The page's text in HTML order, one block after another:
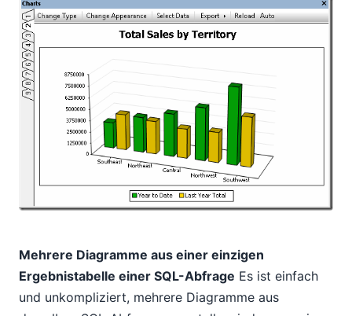
Mehrere Diagramme aus einer einzigen
Ergebnistabelle einer SQL-Abfrage Es ist einfach
und unkompliziert, mehrere Diagramme aus